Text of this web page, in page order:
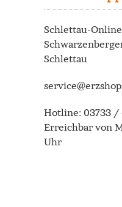
Schlettau-
Schlettau
Hotline: 03733 /
Erreichbar von
Uhr